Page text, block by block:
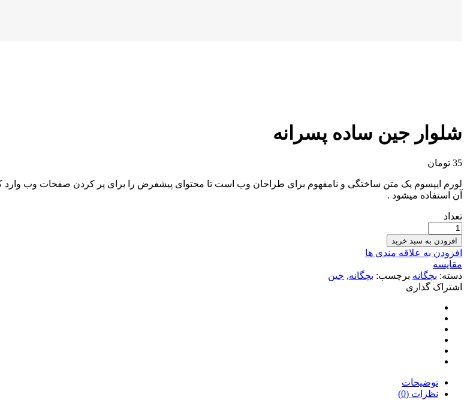
شلوار جین ساده پسرانه
35 تومان
لورم ایپسوم یک متن ساختگی و نامفهوم برای طراحان وب است تا محتوای پیشفرض را برای پر کردن صفحات وب وارد
آن استفاده میشود .
تعداد
افزودن به سبد خرید
افزودن به علاقه مندی ها
مقایسه
دسته: بچگانه برچسب: بچگانه, جین
اشتراک ‌گذاری
توضیحات
نظرات (0)